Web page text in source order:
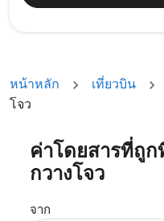
หน้าหลัก เที่ยวบิน
โจว
ค่าโดยสารที่ถู
กวางโจว
จาก
ลองอัปเดตเส้นทางขอ